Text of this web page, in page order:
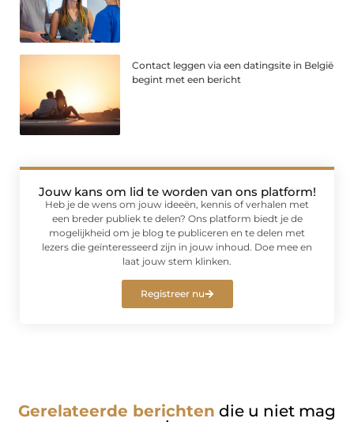
Contact leggen via een datingsite in België
begint met een bericht
Jouw kans om lid te worden van ons platform!
Heb je de wens om jouw ideeën, kennis of verhalen met
een breder publiek te delen? Ons platform biedt je de
mogelijkheid om je blog te publiceren en te delen met
lezers die geïnteresseerd zijn in jouw inhoud. Doe mee en
laat jouw stem klinken.
Registreer nu
Gerelateerde berichten die u niet mag